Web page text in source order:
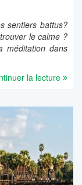
sentiers battus?
le calme ?
méditation dans
la lecture